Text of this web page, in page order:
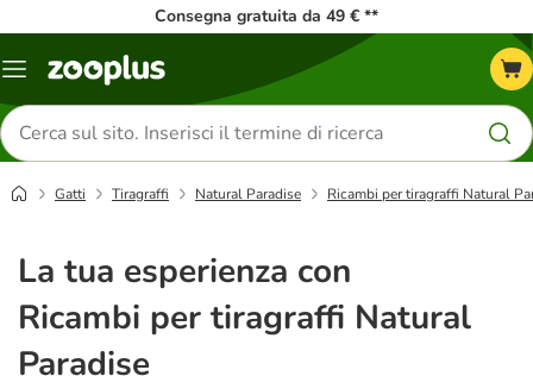
Consegna gratuita da 49 € **
Overview
Cerca
prodotti
Gatti Tiragraffi Natural Paradise Ricambi per tiragraffi Natural
La tua esperienza con
Ricambi per tiragraffi Natural
Paradise